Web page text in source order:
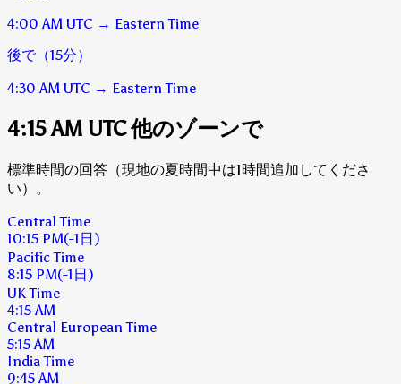
4:00 AM UTC → Eastern Time
後で（15分）
4:30 AM UTC → Eastern Time
4:15 AM UTC 他のゾーンで
標準時間の回答（現地の夏時間中は1時間追加してくださ
い）。
Central Time
10:15 PM(-1日)
Pacific Time
8:15 PM(-1日)
UK Time
4:15 AM
Central European Time
5:15 AM
India Time
9:45 AM